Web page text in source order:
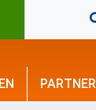
PARTNER